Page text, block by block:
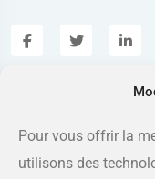
Pour vous offrir la
utilisons des
Adresse